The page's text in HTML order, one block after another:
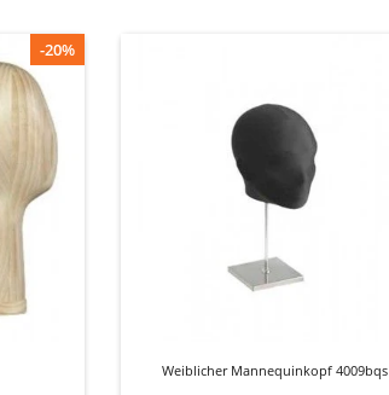
-20%
Weiblicher Mannequinkopf 4009bqs